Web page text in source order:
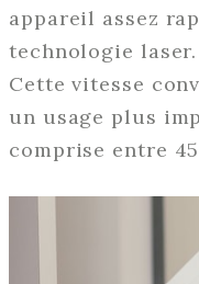
appareil assez
technologie
Cette vitesse
un usage plus
comprise entre